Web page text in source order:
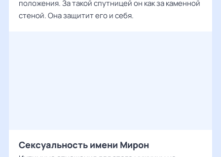
положения. За такой спутницей он как за каменной
стеной. Она защитит его и себя.
Сексуальность имени Мирон